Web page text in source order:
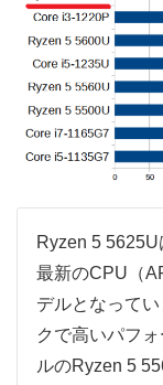
Ryzen 5
最新のCPU（
デルとなって
クで高いパフ
ルのRyzen 5